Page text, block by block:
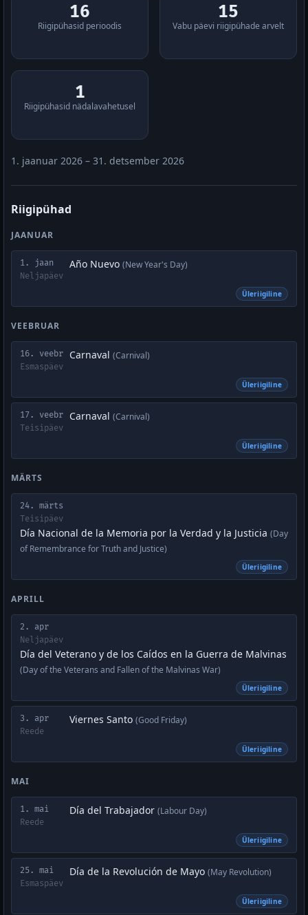
16
Riigipühasid perioodis
15
Vabu päevi riigipühade arvelt
1
Riigipühasid nädalavahetusel
1. jaanuar 2026 – 31. detsember 2026
Riigipühad
JAANUAR
1. jaan
Neljapäev
Año Nuevo (New Year's Day)
Üleriigiline
VEEBRUAR
16. veebr
Esmaspäev
Carnaval (Carnival)
Üleriigiline
17. veebr
Teisipäev
Carnaval (Carnival)
Üleriigiline
MÄRTS
24. märts
Teisipäev
Día Nacional de la Memoria por la Verdad y la Justicia (Day
of Remembrance for Truth and Justice)
Üleriigiline
APRILL
2. apr
Neljapäev
Día del Veterano y de los Caídos en la Guerra de Malvinas
(Day of the Veterans and Fallen of the Malvinas War)
Üleriigiline
3. apr
Reede
Viernes Santo (Good Friday)
Üleriigiline
MAI
1. mai
Reede
Día del Trabajador (Labour Day)
Üleriigiline
25. mai
Esmaspäev
Día de la Revolución de Mayo (May Revolution)
Üleriigiline